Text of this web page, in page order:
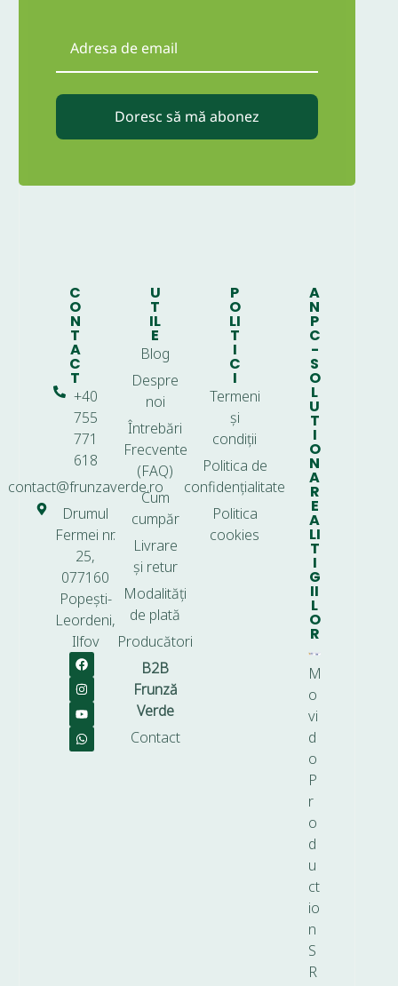
Doresc să mă abonez
C
O
N
T
A
C
T
+40
755
771
618
contact@frunzaverde.ro
Drumul
Fermei nr.
25,
077160
Popești-
Leordeni,
Ilfov
U
T
IL
E
Blog
Despre
noi
Întrebări
Frecvente
(FAQ)
Cum
cumpăr
Livrare
și retur
Modalități
de plată
Producători
B2B
Frunză
Verde
Contact
P
O
LI
T
I
C
I
Termeni
și
condiții
Politica de
confidențialitate
Politica
cookies
A
N
P
C
-
S
O
L
U
T
I
O
N
A
R
E
A
LI
T
I
G
II
L
O
R
M
o
vi
d
o
P
r
o
d
u
ct
io
n
S
R